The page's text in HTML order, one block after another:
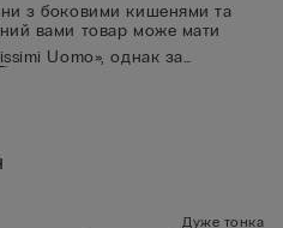
з боковими кишенями та
вами товар може мати
Uomo», однак за
Дуже тонка